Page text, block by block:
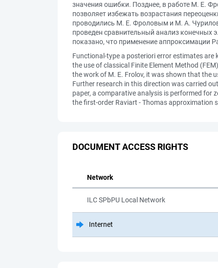
значения ошибки. Позднее, в работе М. Е.
позволяет избежать возрастания
проводились М. Е. Фроловым и М. А.
проведен сравнительный анализ конечных
показано, что применение аппроксимации
Functional-type a posteriori error estimates are
the use of classical Finite Element Method
the work of M. E. Frolov, it was shown that the
Further research in this direction was carried
paper, a comparative analysis is performed for
the first-order Raviart - Thomas approximation
DOCUMENT ACCESS RIGHTS
Network
ILC SPbPU Local Network
Internet